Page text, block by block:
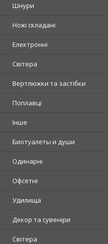
Шнури
Ножі складані
Електронні
Світера
Вертлюжки та застібки
Поплавці
Інше
Биотуалеты и души
Одинарні
Офсетні
Удилища
Декор та сувеніри
Світера